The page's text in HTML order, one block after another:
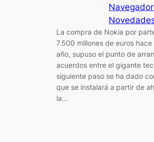
La compra de Nokia por
7.500 millones de euros
año, supuso el punto de
acuerdos entre el gigante
siguiente paso se ha dado
que se instalará a partir de
la…